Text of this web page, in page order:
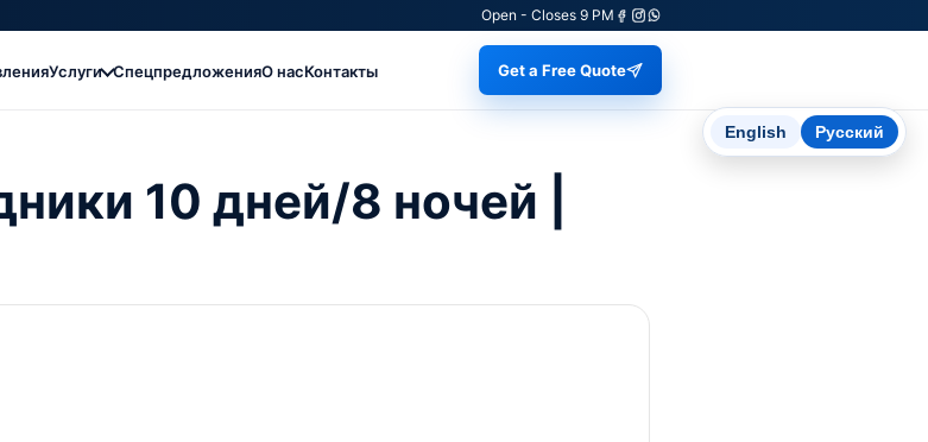
Open - Closes 9 PM
Услуги СпецпредложенияО насКонтакты Get a Free Quote
10 дней/8 ночей |
English Русский